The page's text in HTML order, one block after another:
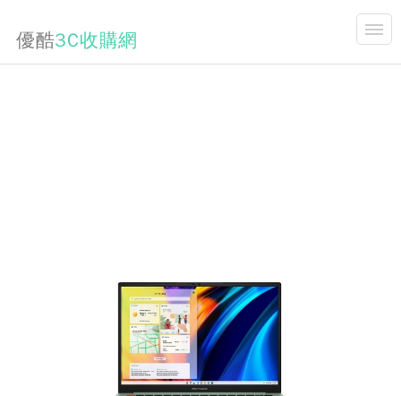
優酷3C收購網 開
3C,維修,升級,相關新聞
商品購買
連絡我們
商品說明